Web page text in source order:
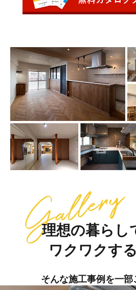
理想の暮らし
ワクワクする
そんな施工事例を一